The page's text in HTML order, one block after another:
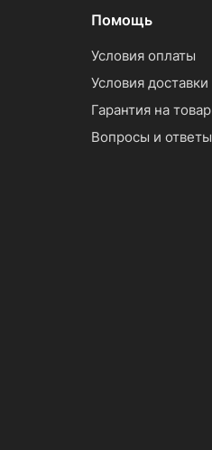
Помощь
Условия оплаты
Условия доставки
Гарантия на товар
Вопросы и ответы